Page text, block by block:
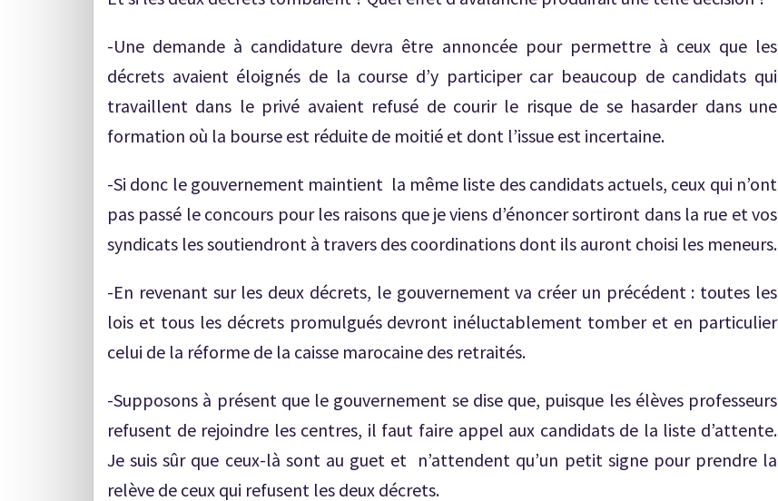
-Une demande à candidature devra être annoncée pour permettre à ceux que les
décrets avaient éloignés de la course d’y participer car beaucoup de candidats qui
travaillent dans le privé avaient refusé de courir le risque de se hasarder dans une
formation où la bourse est réduite de moitié et dont l’issue est incertaine.
-Si donc le gouvernement maintient la même liste des candidats actuels, ceux qui n’ont
pas passé le concours pour les raisons que je viens d’énoncer sortiront dans la rue et vos
syndicats les soutiendront à travers des coordinations dont ils auront choisi les meneurs.
-En revenant sur les deux décrets, le gouvernement va créer un précédent : toutes les
lois et tous les décrets promulgués devront inéluctablement tomber et en particulier
celui de la réforme de la caisse marocaine des retraités.
-Supposons à présent que le gouvernement se dise que, puisque les élèves professeurs
refusent de rejoindre les centres, il faut faire appel aux candidats de la liste d’attente.
Je suis sûr que ceux-là sont au guet et n’attendent qu’un petit signe pour prendre la
relève de ceux qui refusent les deux décrets.